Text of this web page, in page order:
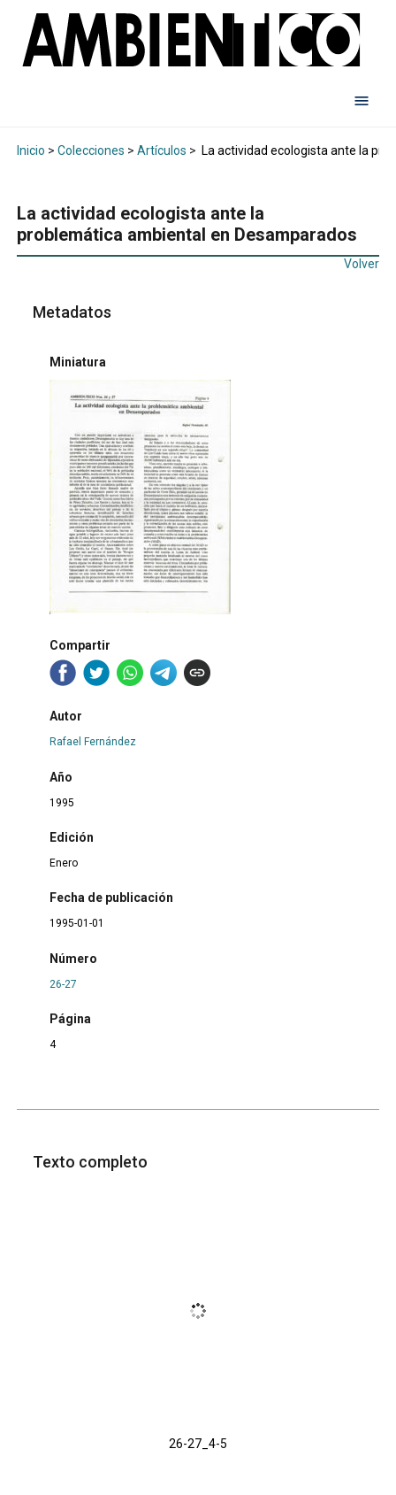
Inicio > Colecciones > Artículos > La actividad ecologista ante la
La actividad ecologista ante la
problemática ambiental en Desamparados
Volver
Metadatos
Miniatura
Compartir
Autor
Rafael Fernández
Año
1995
Edición
Enero
Fecha de publicación
1995-01-01
Número
26-27
Página
4
Texto completo
26-27_4-5